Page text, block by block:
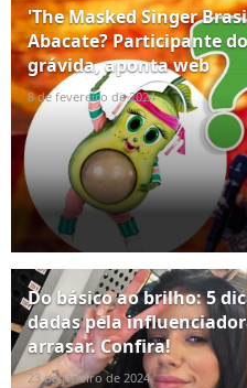
'The Masked Singer
Abacate? Participante
grávida, aponta web
8 de fevereiro de 2024
Do básico ao brilho: 5
dadas pela
arrasar. Confira!
23 de janeiro de 2024